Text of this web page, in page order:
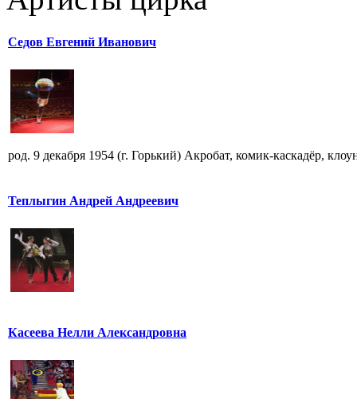
Седов Евгений Иванович
род. 9 декабря 1954 (г. Горький) Акробат, комик-каскадёр,
Теплыгин Андрей Андреевич
Касеева Нелли Александровна